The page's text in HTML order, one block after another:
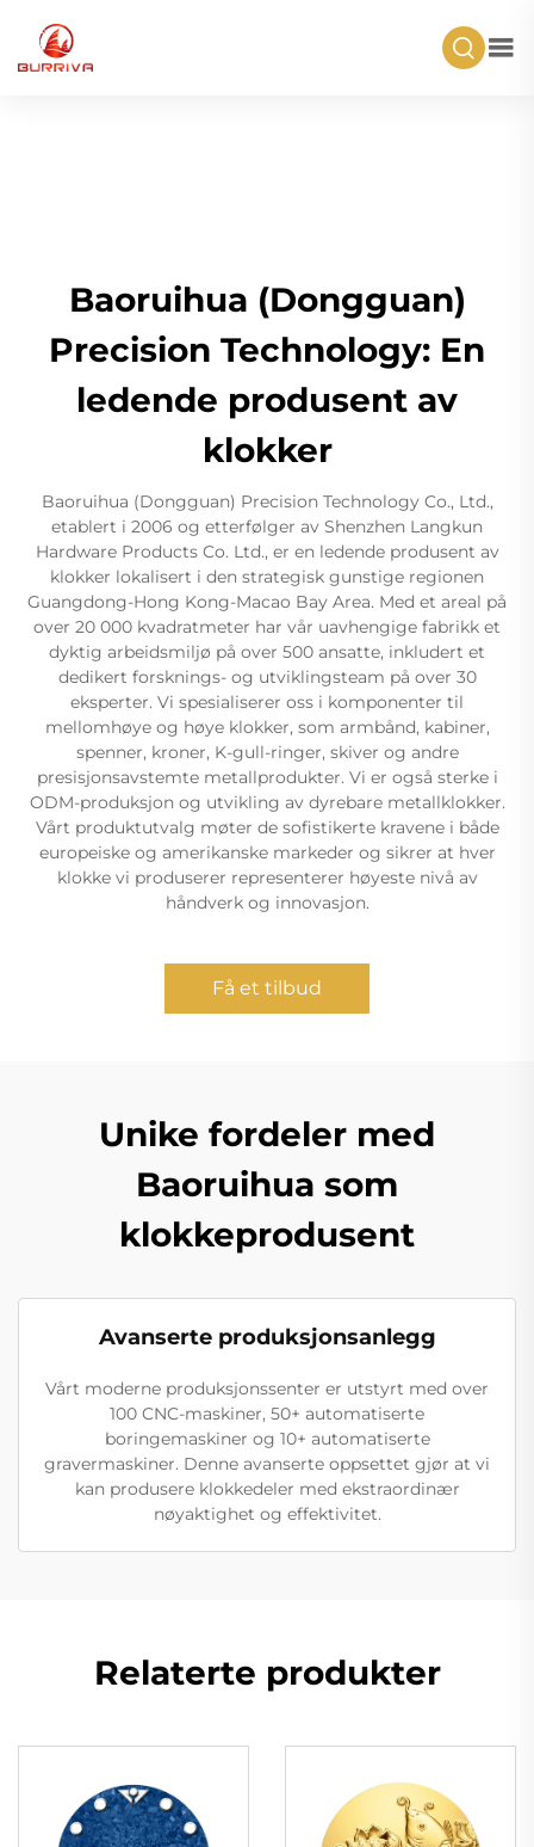
Baoruihua (Dongguan)
Precision Technology: En
ledende produsent av
klokker
Baoruihua (Dongguan) Precision Technology Co., Ltd.,
etablert i 2006 og etterfølger av Shenzhen Langkun
Hardware Products Co. Ltd., er en ledende produsent av
klokker lokalisert i den strategisk gunstige regionen
Guangdong-Hong Kong-Macao Bay Area. Med et areal på
over 20 000 kvadratmeter har vår uavhengige fabrikk et
dyktig arbeidsmiljø på over 500 ansatte, inkludert et
dedikert forsknings- og utviklingsteam på over 30
eksperter. Vi spesialiserer oss i komponenter til
mellomhøye og høye klokker, som armbånd, kabiner,
spenner, kroner, K-gull-ringer, skiver og andre
presisjonsavstemte metallprodukter. Vi er også sterke i
ODM-produksjon og utvikling av dyrebare metallklokker.
Vårt produktutvalg møter de sofistikerte kravene i både
europeiske og amerikanske markeder og sikrer at hver
klokke vi produserer representerer høyeste nivå av
håndverk og innovasjon.
Få et tilbud
Unike fordeler med
Baoruihua som
klokkeprodusent
Avanserte produksjonsanlegg
Vårt moderne produksjonssenter er utstyrt med over
100 CNC-maskiner, 50+ automatiserte
boringemaskiner og 10+ automatiserte
gravermaskiner. Denne avanserte oppsettet gjør at vi
kan produsere klokkedeler med ekstraordinær
nøyaktighet og effektivitet.
Relaterte produkter